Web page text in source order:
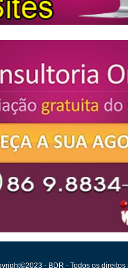
- BDR - Todos os direitos